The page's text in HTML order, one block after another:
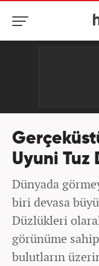
Uyuni Tuz
Dünyada
biri devasa
Düzlükleri
görünüme
bulutların